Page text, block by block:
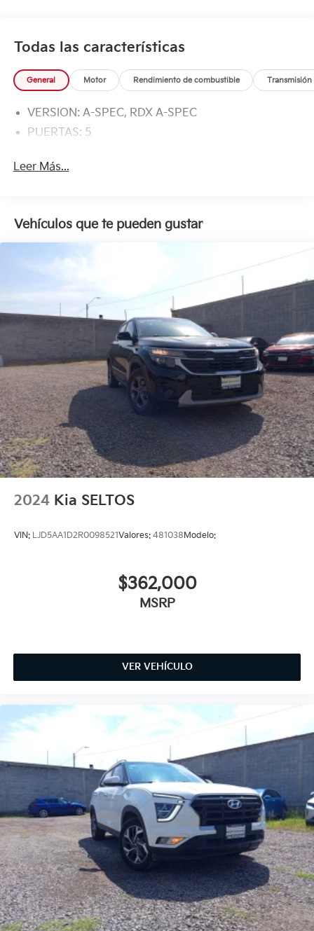
Todas las características
General Motor Rendimiento de combustible Transmisión
VERSION: A-SPEC, RDX A-SPEC
PUERTAS: 5
Leer Más...
Vehículos que te pueden gustar
2024 Kia SELTOS
VIN: LJD5AA1D2R0098521Valores: 481038Modelo:
$362,000
MSRP
VER VEHÍCULO